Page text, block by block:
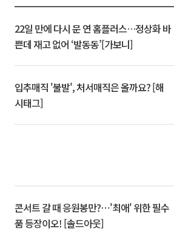
22일 만에 다시 문 연 홈플러스…정상화 바
쁜데 재고 없어 ‘발동동’[가보니]
입추매직 '불발', 처서매직은 올까요? [해
시태그]
콘서트 갈 때 응원봉만?⋯'최애' 위한 필수
품 등장이오! [솔드아웃]